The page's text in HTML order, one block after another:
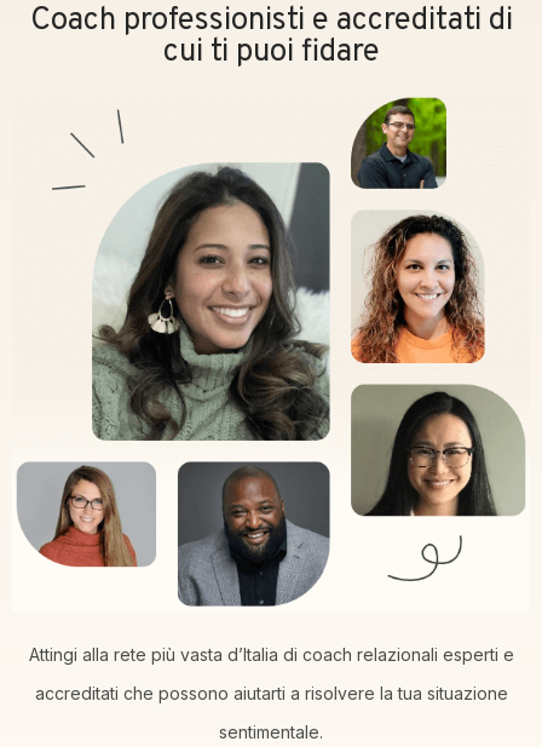
Coach professionisti e accreditati di
cui ti puoi fidare
Attingi alla rete più vasta d’Italia di coach relazionali esperti e
accreditati che possono aiutarti a risolvere la tua situazione
sentimentale.